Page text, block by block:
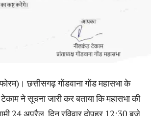
छत्तीसगढ़ गोंडवाना गोंड महासभा के
ने सूचना जारी कर बताया कि महासभा की